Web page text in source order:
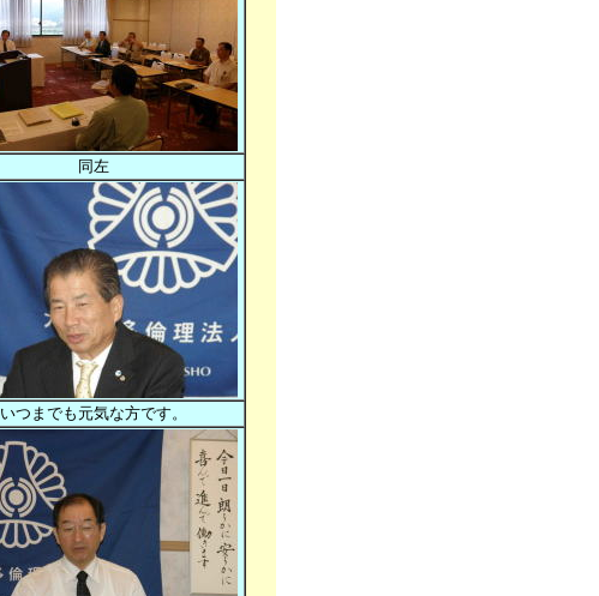
同左
いつまでも元気な方です。